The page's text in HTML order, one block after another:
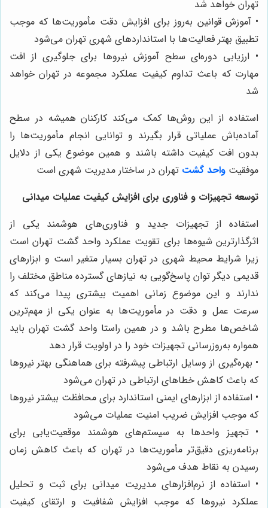
تهران خواهد شد
• آموزش قوانین به‌روز برای افزایش دقت مأموریت‌ها که موجب
تطبیق بهتر فعالیت‌ها با استانداردهای شهری تهران می‌شود
• ارزیابی دوره‌ای سطح آموزش نیروها برای جلوگیری از افت
مهارت که باعث تداوم کیفیت عملکرد مجموعه در تهران خواهد
شد
استفاده از این روش‌ها کمک می‌کند کارکنان همیشه در سطح
آماده‌باش عملیاتی قرار بگیرند و توانایی انجام مأموریت‌ها را
بدون افت کیفیت داشته باشند و همین موضوع یکی از دلایل
موفقیت واحد گشت تهران در ساختار مدیریت شهری است
توسعه تجهیزات و فناوری برای افزایش کیفیت عملیات میدانی
استفاده از تجهیزات جدید و فناوری‌های هوشمند یکی از
اثرگذارترین شیوه‌ها برای تقویت عملکرد واحد گشت تهران است
زیرا شرایط محیط شهری در تهران بسیار متغیر است و ابزارهای
قدیمی دیگر توان پاسخ‌گویی به نیازهای گسترده مناطق مختلف را
ندارند و این موضوع زمانی اهمیت بیشتری پیدا می‌کند که
سرعت عمل و دقت در مأموریت‌ها به عنوان یکی از مهم‌ترین
شاخص‌ها مطرح باشد و در همین راستا واحد گشت تهران باید
همواره به‌روزرسانی تجهیزات خود را در اولویت قرار دهد
• بهره‌گیری از وسایل ارتباطی پیشرفته برای هماهنگی بهتر نیروها
که باعث کاهش خطاهای ارتباطی در تهران می‌شود
• استفاده از ابزارهای ایمنی استاندارد برای محافظت بیشتر نیروها
که موجب افزایش ضریب امنیت عملیات می‌شود
• تجهیز واحدها به سیستم‌های هوشمند موقعیت‌یابی برای
برنامه‌ریزی دقیق‌تر مأموریت‌ها در تهران که باعث کاهش زمان
رسیدن به نقاط هدف می‌شود
• استفاده از نرم‌افزارهای مدیریت میدانی برای ثبت و تحلیل
عملکرد نیروها که موجب افزایش شفافیت و ارتقای کیفیت